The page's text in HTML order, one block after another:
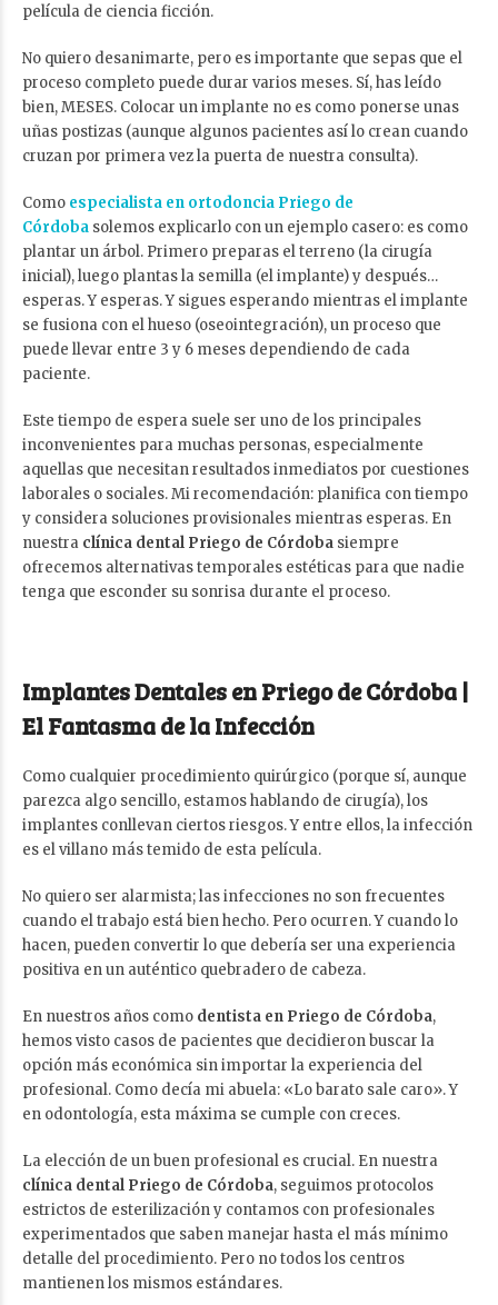
película de ciencia ficción.
No quiero desanimarte, pero es importante que sepas que el
proceso completo puede durar varios meses. Sí, has leído
bien, MESES. Colocar un implante no es como ponerse unas
uñas postizas (aunque algunos pacientes así lo crean cuando
cruzan por primera vez la puerta de nuestra consulta).
Como especialista en ortodoncia Priego de
Córdoba solemos explicarlo con un ejemplo casero: es como
plantar un árbol. Primero preparas el terreno (la cirugía
inicial), luego plantas la semilla (el implante) y después…
esperas. Y esperas. Y sigues esperando mientras el implante
se fusiona con el hueso (oseointegración), un proceso que
puede llevar entre 3 y 6 meses dependiendo de cada
paciente.
Este tiempo de espera suele ser uno de los principales
inconvenientes para muchas personas, especialmente
aquellas que necesitan resultados inmediatos por cuestiones
laborales o sociales. Mi recomendación: planifica con tiempo
y considera soluciones provisionales mientras esperas. En
nuestra clínica dental Priego de Córdoba siempre
ofrecemos alternativas temporales estéticas para que nadie
tenga que esconder su sonrisa durante el proceso.
Implantes Dentales en Priego de Córdoba |
El Fantasma de la Infección
Como cualquier procedimiento quirúrgico (porque sí, aunque
parezca algo sencillo, estamos hablando de cirugía), los
implantes conllevan ciertos riesgos. Y entre ellos, la infección
es el villano más temido de esta película.
No quiero ser alarmista; las infecciones no son frecuentes
cuando el trabajo está bien hecho. Pero ocurren. Y cuando lo
hacen, pueden convertir lo que debería ser una experiencia
positiva en un auténtico quebradero de cabeza.
En nuestros años como dentista en Priego de Córdoba,
hemos visto casos de pacientes que decidieron buscar la
opción más económica sin importar la experiencia del
profesional. Como decía mi abuela: «Lo barato sale caro». Y
en odontología, esta máxima se cumple con creces.
La elección de un buen profesional es crucial. En nuestra
clínica dental Priego de Córdoba, seguimos protocolos
estrictos de esterilización y contamos con profesionales
experimentados que saben manejar hasta el más mínimo
detalle del procedimiento. Pero no todos los centros
mantienen los mismos estándares.